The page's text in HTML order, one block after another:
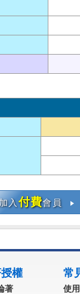
入付費會員
權
著
常
使